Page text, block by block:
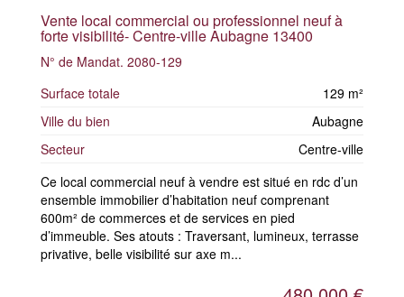
Vente local commercial ou professionnel neuf à
forte visibilité- Centre-ville Aubagne 13400
N° de Mandat. 2080-129
Surface totale
129 m²
Ville du bien
Aubagne
Secteur
Centre-ville
Ce local commercial neuf à vendre est situé en rdc d’un
ensemble immobilier d’habitation neuf comprenant
600m² de commerces et de services en pied
d’immeuble. Ses atouts : Traversant, lumineux, terrasse
privative, belle visibilité sur axe m...